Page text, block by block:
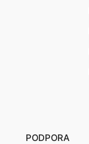
PODPORA